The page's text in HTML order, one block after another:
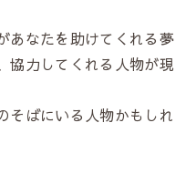
あなたを助けてくれる夢
協力してくれる人物が現
そばにいる人物かもしれ